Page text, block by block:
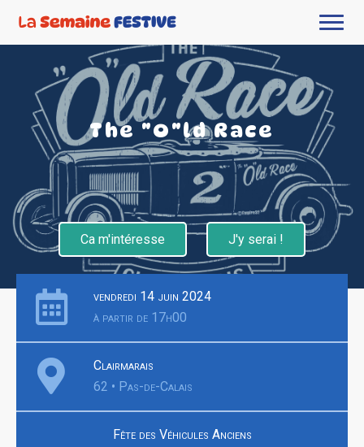
The "O"ld Race
Ca m'intéresse J'y serai !
vendredi 14 juin 2024
à partir de 17h00
Clairmarais
62 • Pas-de-Calais
Fête des Véhicules Anciens